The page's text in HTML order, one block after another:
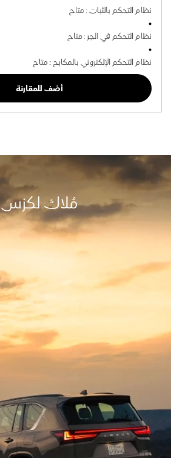
نظام التحكم بالثبات:متاح
نظام التحكم في الجر :متاح
نظام التحكم الإلكتروني بالمكابح :متاح
أضف للمقارنة
مُلاك لكزس